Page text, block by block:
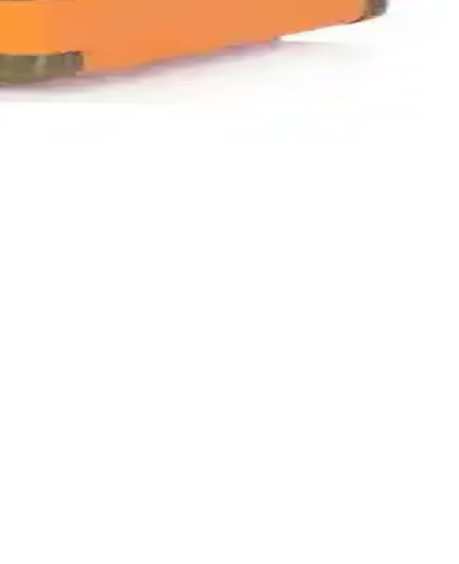
ve taşınabilirliği ile öne çıkar.